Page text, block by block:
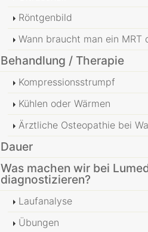
Röntgenbild
Wann braucht man ein MRT
Behandlung / Therapie
Kompressionsstrumpf
Kühlen oder Wärmen
Ärztliche Osteopathie bei
Dauer
Was machen wir bei
diagnostizieren?
Laufanalyse
Übungen